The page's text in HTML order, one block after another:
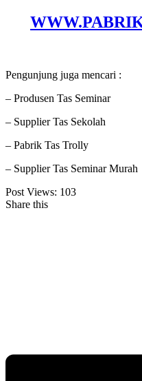
Pengunjung juga mencari :
– Produsen Tas Seminar
– Supplier Tas Sekolah
– Pabrik Tas Trolly
– Supplier Tas Seminar Murah
Post Views: 103
Share this